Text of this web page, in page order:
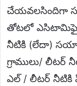
చేయవలసిందిగా
తోటలో
నీటికి (లేదా)
గ్రాములు/ లీటర్
ఎల్ / లీటర్